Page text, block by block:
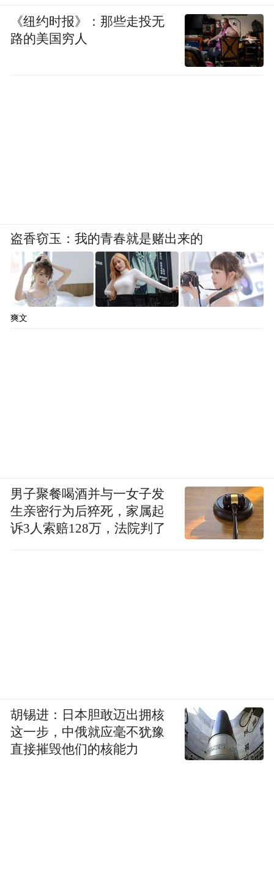
《纽约时报》：那些走投无
路的美国穷人
盗香窃玉：我的青春就是赌出来的
爽文
男子聚餐喝酒并与一女子发
生亲密行为后猝死，家属起
诉3人索赔128万，法院判了
胡锡进：日本胆敢迈出拥核
这一步，中俄就应毫不犹豫
直接摧毁他们的核能力